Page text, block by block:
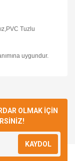
Tuzlu
uygundur.
OLMAK İÇİN
KAYDOL